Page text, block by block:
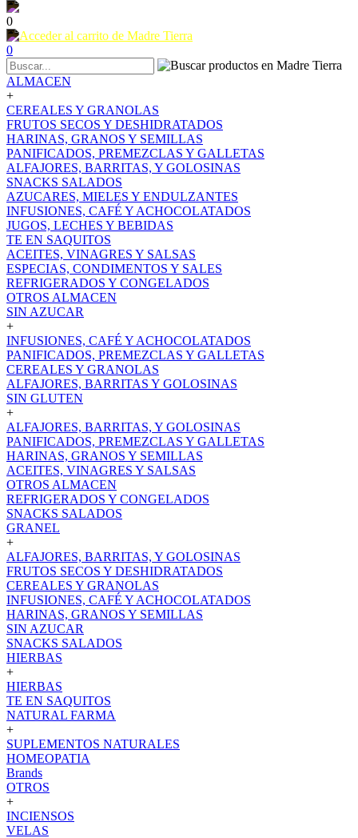
0
0
ALMACEN
+
CEREALES Y GRANOLAS
FRUTOS SECOS Y DESHIDRATADOS
HARINAS, GRANOS Y SEMILLAS
PANIFICADOS, PREMEZCLAS Y GALLETAS
ALFAJORES, BARRITAS, Y GOLOSINAS
SNACKS SALADOS
AZUCARES, MIELES Y ENDULZANTES
INFUSIONES, CAFÉ Y ACHOCOLATADOS
JUGOS, LECHES Y BEBIDAS
TE EN SAQUITOS
ACEITES, VINAGRES Y SALSAS
ESPECIAS, CONDIMENTOS Y SALES
REFRIGERADOS Y CONGELADOS
OTROS ALMACEN
SIN AZUCAR
+
INFUSIONES, CAFÉ Y ACHOCOLATADOS
PANIFICADOS, PREMEZCLAS Y GALLETAS
CEREALES Y GRANOLAS
ALFAJORES, BARRITAS Y GOLOSINAS
SIN GLUTEN
+
ALFAJORES, BARRITAS, Y GOLOSINAS
PANIFICADOS, PREMEZCLAS Y GALLETAS
HARINAS, GRANOS Y SEMILLAS
ACEITES, VINAGRES Y SALSAS
OTROS ALMACEN
REFRIGERADOS Y CONGELADOS
SNACKS SALADOS
GRANEL
+
ALFAJORES, BARRITAS, Y GOLOSINAS
FRUTOS SECOS Y DESHIDRATADOS
CEREALES Y GRANOLAS
INFUSIONES, CAFÉ Y ACHOCOLATADOS
HARINAS, GRANOS Y SEMILLAS
SIN AZUCAR
SNACKS SALADOS
HIERBAS
+
HIERBAS
TE EN SAQUITOS
NATURAL FARMA
+
SUPLEMENTOS NATURALES
HOMEOPATIA
Brands
OTROS
+
INCIENSOS
VELAS